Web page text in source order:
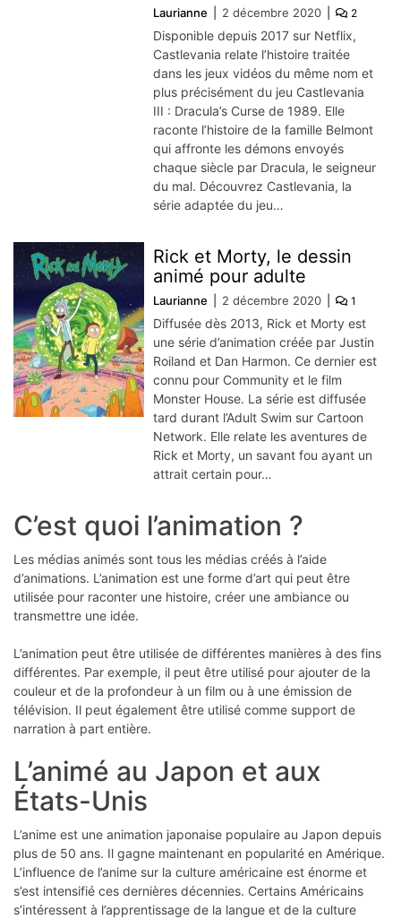
Laurianne 2 décembre 2020 2
Disponible depuis 2017 sur Netflix,
Castlevania relate l’histoire traitée
dans les jeux vidéos du même nom et
plus précisément du jeu Castlevania
III : Dracula’s Curse de 1989. Elle
raconte l’histoire de la famille Belmont
qui affronte les démons envoyés
chaque siècle par Dracula, le seigneur
du mal. Découvrez Castlevania, la
série adaptée du jeu…
Rick et Morty, le dessin
animé pour adulte
Laurianne 2 décembre 2020 1
Diffusée dès 2013, Rick et Morty est
une série d’animation créée par Justin
Roiland et Dan Harmon. Ce dernier est
connu pour Community et le film
Monster House. La série est diffusée
tard durant l’Adult Swim sur Cartoon
Network. Elle relate les aventures de
Rick et Morty, un savant fou ayant un
attrait certain pour…
C’est quoi l’animation ?
Les médias animés sont tous les médias créés à l’aide
d’animations. L’animation est une forme d’art qui peut être
utilisée pour raconter une histoire, créer une ambiance ou
transmettre une idée.
L’animation peut être utilisée de différentes manières à des fins
différentes. Par exemple, il peut être utilisé pour ajouter de la
couleur et de la profondeur à un film ou à une émission de
télévision. Il peut également être utilisé comme support de
narration à part entière.
L’animé au Japon et aux
États-Unis
L’anime est une animation japonaise populaire au Japon depuis
plus de 50 ans. Il gagne maintenant en popularité en Amérique.
L’influence de l’anime sur la culture américaine est énorme et
s’est intensifié ces dernières décennies. Certains Américains
s’intéressent à l’apprentissage de la langue et de la culture